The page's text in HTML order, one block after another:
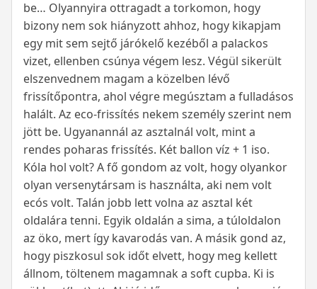
be… Olyannyira ottragadt a torkomon, hogy
bizony nem sok hiányzott ahhoz, hogy kikapjam
egy mit sem sejtő járókelő kezéből a palackos
vizet, ellenben csúnya végem lesz. Végül sikerült
elszenvednem magam a közelben lévő
frissítőpontra, ahol végre megúsztam a fulladásos
halált. Az eco-frissítés nekem személy szerint nem
jött be. Ugyanannál az asztalnál volt, mint a
rendes poharas frissítés. Két ballon víz + 1 iso.
Kóla hol volt? A fő gondom az volt, hogy olyankor
olyan versenytársam is használta, aki nem volt
ecós volt. Talán jobb lett volna az asztal két
oldalára tenni. Egyik oldalán a sima, a túloldalon
az öko, mert így kavarodás van. A másik gond az,
hogy piszkosul sok időt elvett, hogy meg kellett
állnom, töltenem magamnak a soft cupba. Ki is